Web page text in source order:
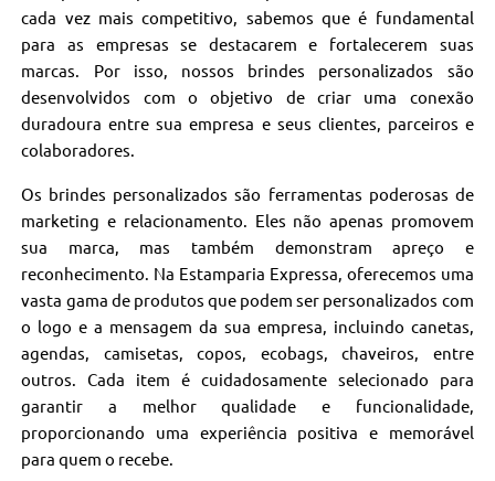
cada vez mais competitivo, sabemos que é fundamental
para as empresas se destacarem e fortalecerem suas
marcas. Por isso, nossos brindes personalizados são
desenvolvidos com o objetivo de criar uma conexão
duradoura entre sua empresa e seus clientes, parceiros e
colaboradores.
Os brindes personalizados são ferramentas poderosas de
marketing e relacionamento. Eles não apenas promovem
sua marca, mas também demonstram apreço e
reconhecimento. Na Estamparia Expressa, oferecemos uma
vasta gama de produtos que podem ser personalizados com
o logo e a mensagem da sua empresa, incluindo canetas,
agendas, camisetas, copos, ecobags, chaveiros, entre
outros. Cada item é cuidadosamente selecionado para
garantir a melhor qualidade e funcionalidade,
proporcionando uma experiência positiva e memorável
para quem o recebe.